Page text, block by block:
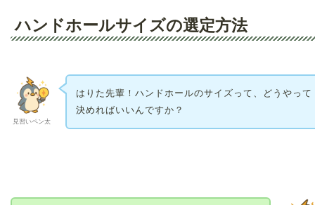
ハンドホールサイズの選定方法
見習いペン太
はりた先輩！ハンドホールのサイズって、どうやって
決めればいいんですか？